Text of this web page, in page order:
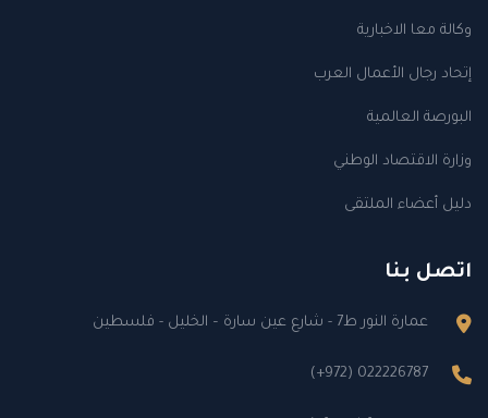
وكالة معا الاخبارية
إتحاد رجال الأعمال العرب
البورصة العالمية
وزارة الاقتصاد الوطني
دليل أعضاء الملتقى
اتصل بنا
عمارة النور ط7 - شارع عين سارة – الخليل - فلسطين
(+972) 022226787